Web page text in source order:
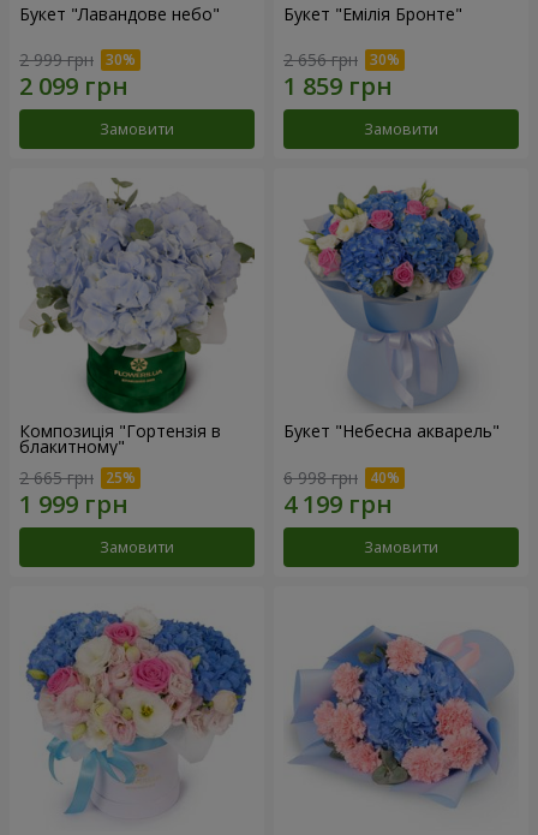
Букет "Лавандове небо"
2 999 грн
Замовити
Букет "Емілія Бронте"
2 656 грн
Замовити
Композиція "Гортензія в
блакитному"
2 665 грн
Замовити
Букет "Небесна акварель"
6 998 грн
Замовити